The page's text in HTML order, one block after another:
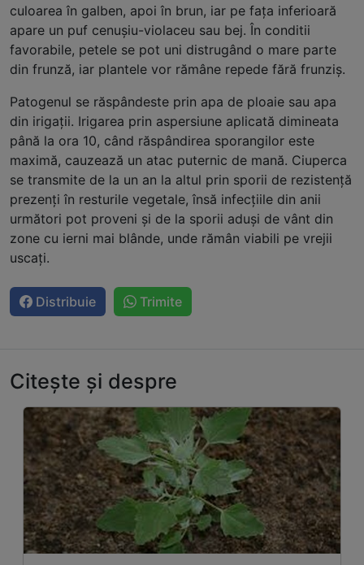
culoarea în galben, apoi în brun, iar pe fața inferioară
apare un puf cenușiu-violaceu sau bej. În conditii
favorabile, petele se pot uni distrugând o mare parte
din frunză, iar plantele vor rămâne repede fără frunziș.
Patogenul se răspândeste prin apa de ploaie sau apa
din irigații. Irigarea prin aspersiune aplicată dimineata
până la ora 10, când răspândirea sporangilor este
maximă, cauzează un atac puternic de mană. Ciuperca
se transmite de la un an la altul prin sporii de rezistență
prezenți în resturile vegetale, însă infecțiile din anii
următori pot proveni și de la sporii aduși de vânt din
zone cu ierni mai blânde, unde rămân viabili pe vrejii
uscați.
Distribuie Trimite
Citește și despre